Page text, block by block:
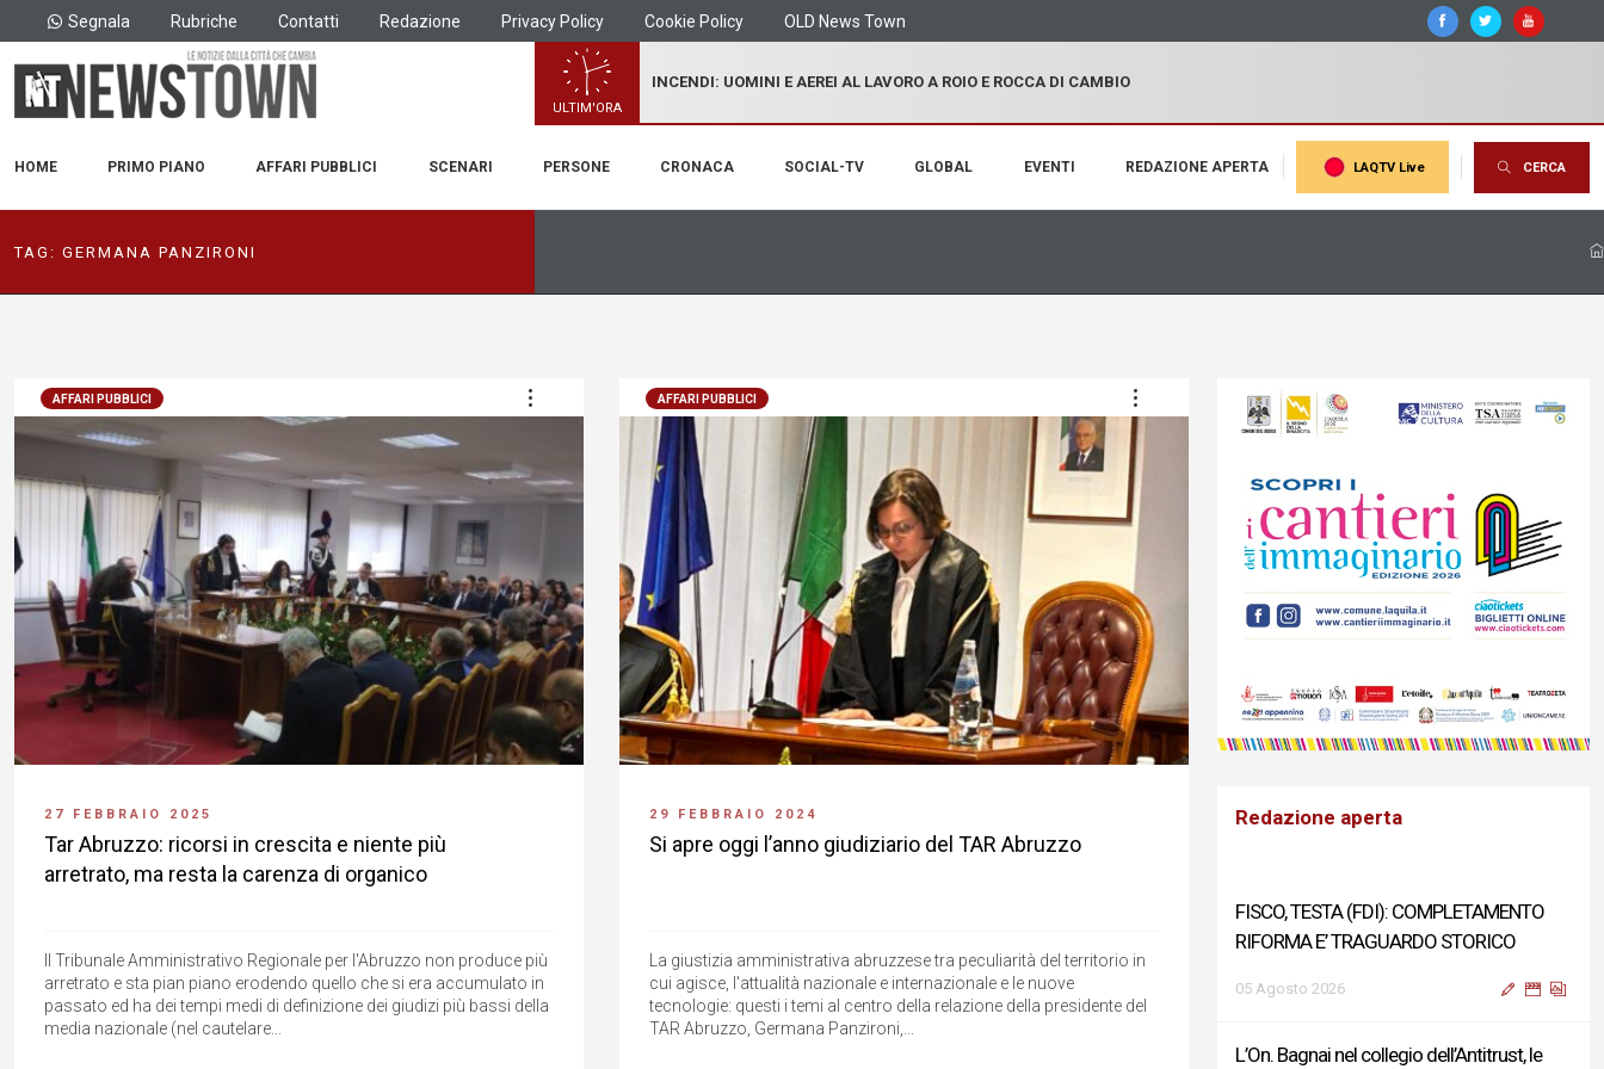
Segnala Rubriche Contatti Redazione Privacy Policy Cookie Policy OLD News Town
ULTIM'ORA
INCENDI: UOMINI E AEREI AL LAVORO A ROIO E ROCCA DI CAMBIO
HOME PRIMO PIANO AFFARI PUBBLICI SCENARI PERSONE CRONACA SOCIAL-TV GLOBAL EVENTI REDAZIONE APERTA LAQTV Live CERCA
TAG: GERMANA PANZIRONI
AFFARI PUBBLICI
27 FEBBRAIO 2025
Tar Abruzzo: ricorsi in crescita e niente più
arretrato, ma resta la carenza di organico
Il Tribunale Amministrativo Regionale per l'Abruzzo non produce più
arretrato e sta pian piano erodendo quello che si era accumulato in
passato ed ha dei tempi medi di definizione dei giudizi più bassi della
media nazionale (nel cautelare...
AFFARI PUBBLICI
29 FEBBRAIO 2024
Si apre oggi l’anno giudiziario del TAR Abruzzo
La giustizia amministrativa abruzzese tra peculiarità del territorio in
cui agisce, l'attualità nazionale e internazionale e le nuove
tecnologie: questi i temi al centro della relazione della presidente del
TAR Abruzzo, Germana Panzironi,...
Redazione aperta
FISCO, TESTA (FDI): COMPLETAMENTO
RIFORMA E’ TRAGUARDO STORICO
05 Agosto 2026
L’On. Bagnai nel collegio dell’Antitrust, le